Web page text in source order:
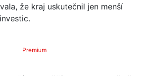
že kraj uskutečnil jen menší
Premium